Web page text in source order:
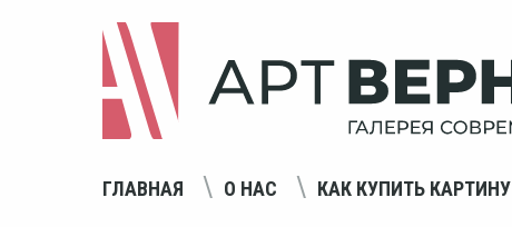
ГЛАВНАЯ О НАС КАК КУПИТЬ КАРТИНУ